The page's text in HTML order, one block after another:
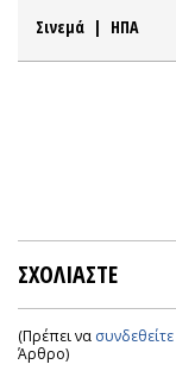
Σινεμά | ΗΠΑ
ΣΧΟΛΙΑΣΤΕ
(Πρέπει να συνδεθείτε
Άρθρο)